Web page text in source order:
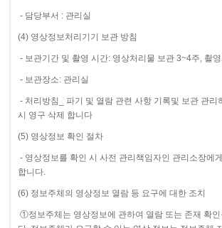
- 담당부서 : 관리실
(4) 영상정보처리기기 보관 방침
- 보관기간 및 촬영 시간: 영상처리물 보관 3~4주, 촬
- 보관장소: 관리실
- 처리방침_ 파기 및 열람 관련 사항 기록및 보관 관리
시 영구 삭제 합니다
(5) 영상정보 확인 절차
- 영상정보를 확인 시 사전 관리책임자인 관리소장에
합니다.
(6) 정보주체의 영상정보 열람 등 요구에 대한 조치
①정보주체는 영상정보에 관하여 열람 또는 존재 확